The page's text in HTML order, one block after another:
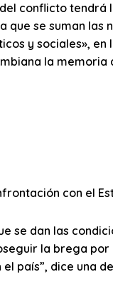
conflicto
se suman las
y sociales», en
la
con el
se dan las
la brega
país”, dice una